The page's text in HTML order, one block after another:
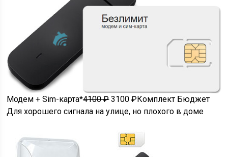
Модем + Sim-карта*4100 ₽3100 ₽Комплект Бюджет
Для хорошего сигнала на улице, но плохого в доме